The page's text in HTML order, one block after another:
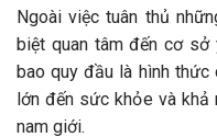
Ngoài việc tuân thủ
biệt quan tâm đến cơ
bao quy đầu là hình
lớn đến sức khỏe và
nam giới.